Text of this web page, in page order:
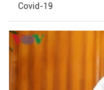
Covid-19